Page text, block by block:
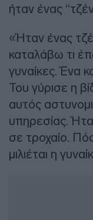
ήταν ένας
«Ήταν ένας
καταλάβω τι
γυναίκες. Ένα
Του γύρισε η
αυτός
υπηρεσίας.
σε τροχαίο.
μιλιέται η